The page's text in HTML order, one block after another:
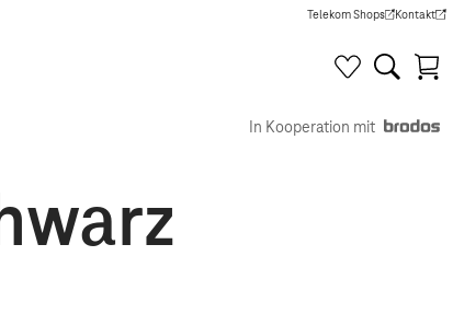
Telekom Shops
(Wird in einem neuen Tab
Kontakt
(Wird in
In Kooperation mit